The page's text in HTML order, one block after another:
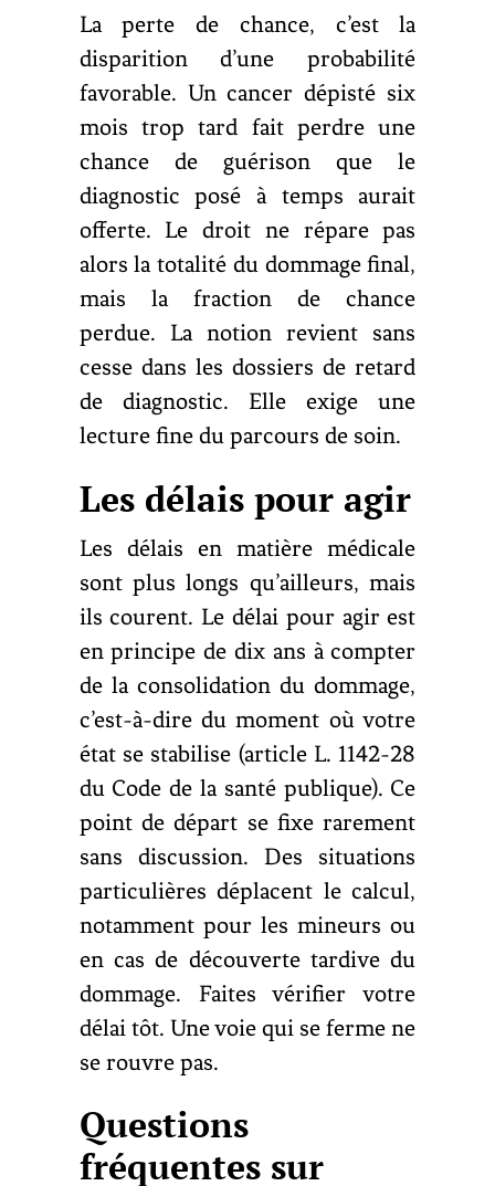
La perte de chance, c’est la
disparition d’une probabilité
favorable. Un cancer dépisté six
mois trop tard fait perdre une
chance de guérison que le
diagnostic posé à temps aurait
offerte. Le droit ne répare pas
alors la totalité du dommage final,
mais la fraction de chance
perdue. La notion revient sans
cesse dans les dossiers de retard
de diagnostic. Elle exige une
lecture fine du parcours de soin.
Les délais pour agir
Les délais en matière médicale
sont plus longs qu’ailleurs, mais
ils courent. Le délai pour agir est
en principe de dix ans à compter
de la consolidation du dommage,
c’est-à-dire du moment où votre
état se stabilise (article L. 1142-28
du Code de la santé publique). Ce
point de départ se fixe rarement
sans discussion. Des situations
particulières déplacent le calcul,
notamment pour les mineurs ou
en cas de découverte tardive du
dommage. Faites vérifier votre
délai tôt. Une voie qui se ferme ne
se rouvre pas.
Questions
fréquentes sur